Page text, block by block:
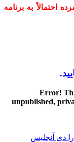
احتمالاً به برنامه
Error!
unpublished,
دی آنجلیس